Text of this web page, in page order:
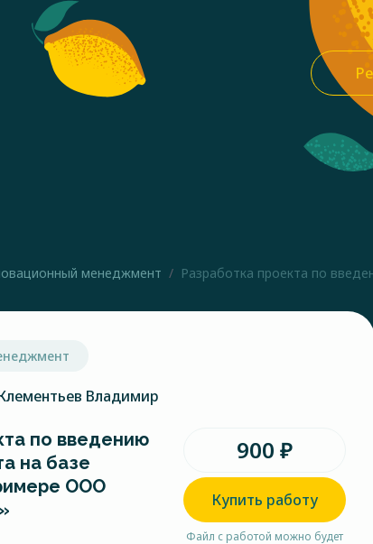
менеджмент Разработка проекта по
Владимир
по введению
на базе
ООО
900 ₽
Купить работу
Файл с работой можно будет